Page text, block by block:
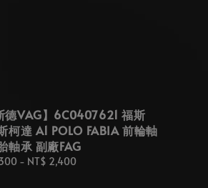
德VAG】6C0407621 福斯
柯達 A1 POLO FABIA 前輪軸
軸承 副廠FAG
- NT$ 2,400